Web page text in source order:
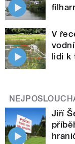
V
lidi k
Jiří